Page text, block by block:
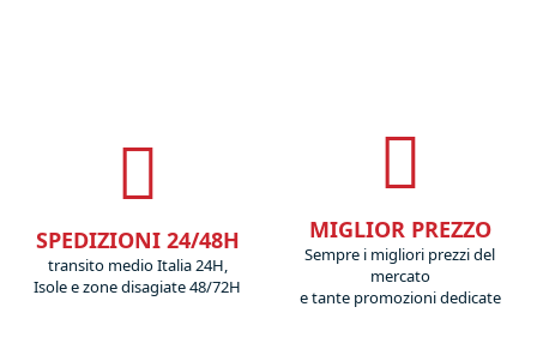
SPEDIZIONI 24/48H
transito medio Italia 24H,
Isole e zone disagiate 48/72H
MIGLIOR PREZZO
Sempre i migliori prezzi del
mercato
e tante promozioni dedicate